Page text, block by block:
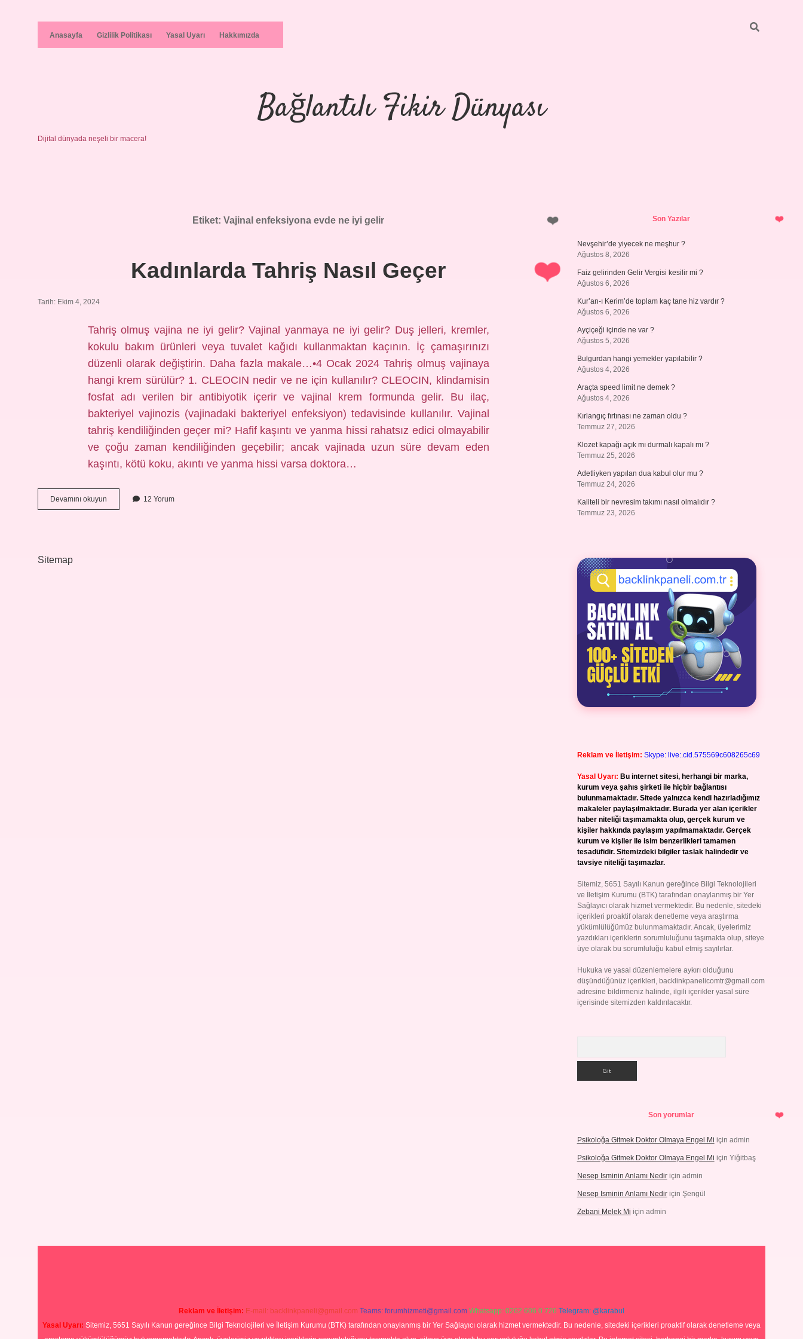
Anasayfa Gizlilik Politikası Yasal Uyarı Hakkımızda
Bağlantılı Fikir Dünyası
Dijital dünyada neşeli bir macera!
Etiket:Vajinal enfeksiyona evde ne iyi gelir
Kadınlarda Tahriş Nasıl Geçer
Tarih: Ekim 4, 2024
Tahriş olmuş vajina ne iyi gelir? Vajinal yanmaya ne iyi gelir? Duş jelleri, kremler,
kokulu bakım ürünleri veya tuvalet kağıdı kullanmaktan kaçının. İç çamaşırınızı
düzenli olarak değiştirin. Daha fazla makale…•4 Ocak 2024 Tahriş olmuş vajinaya
hangi krem sürülür? 1. CLEOCIN nedir ve ne için kullanılır? CLEOCIN, klindamisin
fosfat adı verilen bir antibiyotik içerir ve vajinal krem ​​formunda gelir. Bu ilaç,
bakteriyel vajinozis (vajinadaki bakteriyel enfeksiyon) tedavisinde kullanılır. Vajinal
tahriş kendiliğinden geçer mi? Hafif kaşıntı ve yanma hissi rahatsız edici olmayabilir
ve çoğu zaman kendiliğinden geçebilir; ancak vajinada uzun süre devam eden
kaşıntı, kötü koku, akıntı ve yanma hissi varsa doktora…
Devamını okuyun Kadınlarda
Tahriş
12 Yorum
Sitemap
SidebarSon Yazılar
Nevşehir’de yiyecek ne meşhur ?
Ağustos 8, 2026
Faiz gelirinden Gelir Vergisi kesilir mi ?
Ağustos 6, 2026
Kur’an-ı Kerim’de toplam kaç tane hiz vardır ?
Ağustos 6, 2026
Ayçiçeği içinde ne var ?
Ağustos 5, 2026
Bulgurdan hangi yemekler yapılabilir ?
Ağustos 4, 2026
Araçta speed limit ne demek ?
Ağustos 4, 2026
Kırlangıç fırtınası ne zaman oldu ?
Temmuz 27, 2026
Klozet kapağı açık mı durmalı kapalı mı ?
Temmuz 25, 2026
Adetliyken yapılan dua kabul olur mu ?
Temmuz 24, 2026
Kaliteli bir nevresim takımı nasıl olmalıdır ?
Temmuz 23, 2026
Reklam ve İletişim: Skype: live:.cid.575569c608265c69
Yasal Uyarı: Bu internet sitesi, herhangi bir marka,
kurum veya şahıs şirketi ile hiçbir bağlantısı
bulunmamaktadır. Sitede yalnızca kendi hazırladığımız
makaleler paylaşılmaktadır. Burada yer alan içerikler
haber niteliği taşımamakta olup, gerçek kurum ve
kişiler hakkında paylaşım yapılmamaktadır. Gerçek
kurum ve kişiler ile isim benzerlikleri tamamen
tesadüfidir. Sitemizdeki bilgiler taslak halindedir ve
tavsiye niteliği taşımazlar.
Sitemiz, 5651 Sayılı Kanun gereğince Bilgi Teknolojileri
ve İletişim Kurumu (BTK) tarafından onaylanmış bir Yer
Sağlayıcı olarak hizmet vermektedir. Bu nedenle, sitedeki
içerikleri proaktif olarak denetleme veya araştırma
yükümlülüğümüz bulunmamaktadır. Ancak, üyelerimiz
yazdıkları içeriklerin sorumluluğunu taşımakta olup, siteye
üye olarak bu sorumluluğu kabul etmiş sayılırlar.
Hukuka ve yasal düzenlemelere aykırı olduğunu
düşündüğünüz içerikleri, backlinkpanelicomtr@gmail.com
adresine bildirmeniz halinde, ilgili içerikler yasal süre
içerisinde sitemizden kaldırılacaktır.
Son yorumlar
Psikoloğa Gitmek Doktor Olmaya Engel Mi için admin
Psikoloğa Gitmek Doktor Olmaya Engel Mi için Yiğitbaş
Nesep Isminin Anlamı Nediriçin admin
Nesep Isminin Anlamı Nediriçin Şengül
Zebani Melek Mi için admin
Reklam ve İletişim: E-mail: backlinkpaneli@gmail.com Teams: forumhizmeti@gmail.com Whatsapp: 0262 606 0 726 Telegram: @karabul
Yasal Uyarı: Sitemiz, 5651 Sayılı Kanun gereğince Bilgi Teknolojileri ve İletişim Kurumu (BTK) tarafından onaylanmış bir Yer Sağlayıcı olarak hizmet vermektedir. Bu nedenle, sitedeki içerikleri proaktif olarak denetleme veya